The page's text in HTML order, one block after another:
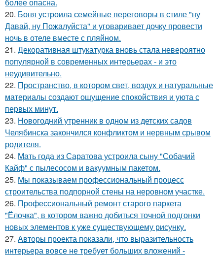
20. Боня устроила семейные переговоры в стиле "ну
Давай, ну Пожалуйста" и уговаривает дочку провести
ночь в отеле вместе с пляйном.
21. Декоративная штукатурка вновь стала невероятно
популярной в современных интерьерах - и это
неудивительно.
22. Пространство, в котором свет, воздух и натуральные
материалы создают ощущение спокойствия и уюта с
первых минут.
23. Новогодний утренник в одном из детских садов
Челябинска закончился конфликтом и нервным срывом
родителя.
24. Мать года из Саратова устроила сыну "Собачий
Кайф" с пылесосом и вакуумным пакетом.
25. Мы показываем профессиональный процесс
строительства подпорной стены на неровном участке.
26. Профессиональный ремонт старого паркета
"Ёлочка", в котором важно добиться точной подгонки
новых элементов к уже существующему рисунку.
27. Авторы проекта показали, что выразительность
интерьера вовсе не требует больших вложений -